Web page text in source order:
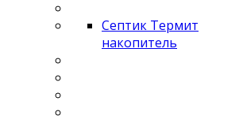
Септик Термит
накопитель